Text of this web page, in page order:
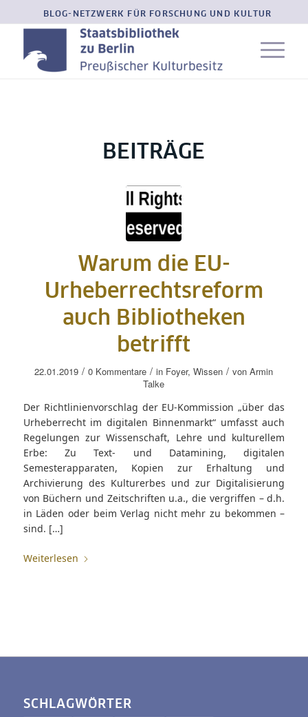
BLOG-NETZWERK FÜR FORSCHUNG UND KULTUR
BEITRÄGE
Warum die EU-
Urheberrechtsreform
auch Bibliotheken
betrifft
22.01.2019 / 0 Kommentare / in Foyer,Wissen / vonArmin
Talke
Der Richtlinienvorschlag der EU-Kommission „über das
Urheberrecht im digitalen Binnenmarkt“ umfasst auch
Regelungen zur Wissenschaft, Lehre und kulturellem
Erbe: Zu Text- und Datamining, digitalen
Semesterapparaten, Kopien zur Erhaltung und
Archivierung des Kulturerbes und zur Digitalisierung
von Büchern und Zeitschriften u.a., die vergriffen – d.h.
in Läden oder beim Verlag nicht mehr zu bekommen –
sind. […]
Weiterlesen
SCHLAGWÖRTER